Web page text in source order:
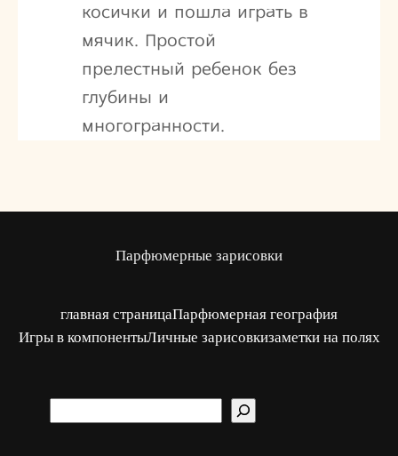
косички и пошла играть в
мячик. Простой
прелестный ребенок без
глубины и
многогранности.
Парфюмерные зарисовки
главная страницаПарфюмерная география
Игры в компонентыЛичные зарисовкизаметки на полях